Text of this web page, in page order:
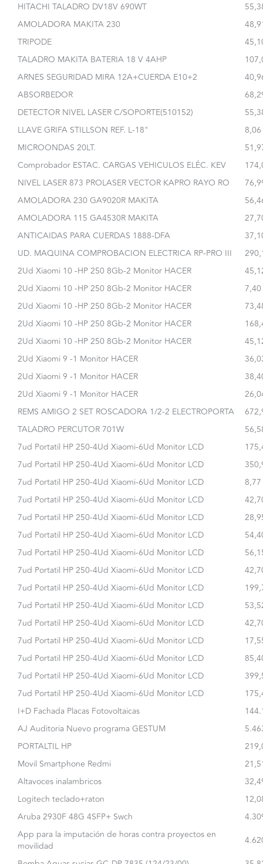
HITACHI TALADRO DV18V 690WT
AMOLADORA MAKITA 230
TRIPODE
TALADRO MAKITA BATERIA 18 V 4AHP
ARNES SEGURIDAD MIRA 12A+CUERDA E10+2
ABSORBEDOR
DETECTOR NIVEL LASER C/SOPORTE(510152)
LLAVE GRIFA STILLSON REF. L-18"
8,06
MICROONDAS 20LT.
Comprobador ESTAC. CARGAS VEHICULOS ELÉC. KEV
NIVEL LASER 873 PROLASER VECTOR KAPRO RAYO RO
AMOLADORA 230 GA9020R MAKITA
AMOLADORA 115 GA4530R MAKITA
ANTICAIDAS PARA CUERDAS 1888-DFA
UD. MAQUINA COMPROBACION ELECTRICA RP-PRO III
2Ud Xiaomi 10 -HP 250 8Gb-2 Monitor HACER
2Ud Xiaomi 10 -HP 250 8Gb-2 Monitor HACER
7,40
2Ud Xiaomi 10 -HP 250 8Gb-2 Monitor HACER
2Ud Xiaomi 10 -HP 250 8Gb-2 Monitor HACER
2Ud Xiaomi 10 -HP 250 8Gb-2 Monitor HACER
2Ud Xiaomi 9 -1 Monitor HACER
2Ud Xiaomi 9 -1 Monitor HACER
2Ud Xiaomi 9 -1 Monitor HACER
REMS AMIGO 2 SET ROSCADORA 1/2-2 ELECTROPORTA
TALADRO PERCUTOR 701W
7ud Portatil HP 250-4Ud Xiaomi-6Ud Monitor LCD
7ud Portatil HP 250-4Ud Xiaomi-6Ud Monitor LCD
7ud Portatil HP 250-4Ud Xiaomi-6Ud Monitor LCD
8,77
7ud Portatil HP 250-4Ud Xiaomi-6Ud Monitor LCD
7ud Portatil HP 250-4Ud Xiaomi-6Ud Monitor LCD
7ud Portatil HP 250-4Ud Xiaomi-6Ud Monitor LCD
7ud Portatil HP 250-4Ud Xiaomi-6Ud Monitor LCD
7ud Portatil HP 250-4Ud Xiaomi-6Ud Monitor LCD
7ud Portatil HP 250-4Ud Xiaomi-6Ud Monitor LCD
7ud Portatil HP 250-4Ud Xiaomi-6Ud Monitor LCD
7ud Portatil HP 250-4Ud Xiaomi-6Ud Monitor LCD
7ud Portatil HP 250-4Ud Xiaomi-6Ud Monitor LCD
7ud Portatil HP 250-4Ud Xiaomi-6Ud Monitor LCD
7ud Portatil HP 250-4Ud Xiaomi-6Ud Monitor LCD
7ud Portatil HP 250-4Ud Xiaomi-6Ud Monitor LCD
I+D Fachada Placas Fotovoltaicas
AJ Auditoria Nuevo programa GESTUM
PORTALTIL HP
Movil Smartphone Redmi
Altavoces inalambricos
Logitech teclado+raton
Aruba 2930F 48G 4SFP+ Swch
App para la imputación de horas contra proyectos en
movilidad